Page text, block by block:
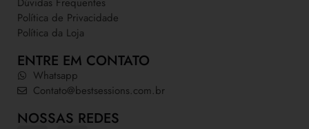
Política de Privacidade
Política da Loja
ENTRE EM CONTATO
Whatsapp
Contato@bestsessions.com.br
NOSSAS REDES